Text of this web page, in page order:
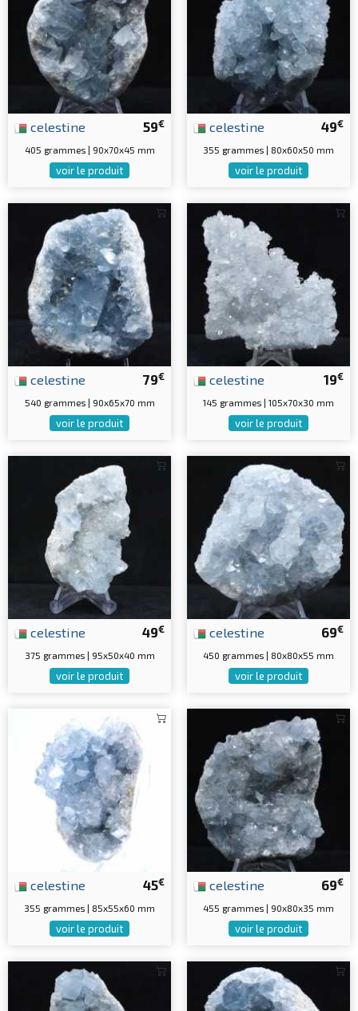
59€
celestine
405 grammes | 90x70x45 mm
voir le produit
49€
celestine
355 grammes | 80x60x50 mm
voir le produit
79€
celestine
540 grammes | 90x65x70 mm
voir le produit
19€
celestine
145 grammes | 105x70x30 mm
voir le produit
49€
celestine
375 grammes | 95x50x40 mm
voir le produit
69€
celestine
450 grammes | 80x80x55 mm
voir le produit
45€
celestine
355 grammes | 85x55x60 mm
voir le produit
69€
celestine
455 grammes | 90x80x35 mm
voir le produit